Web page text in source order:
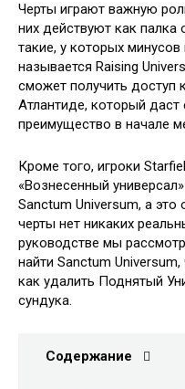
Черты играют важную
них действуют как палка
такие, у которых минусов
называется Raising
сможет получить доступ
Атлантиде, который
преимущество в начале
Кроме того, игроки
«Вознесенный
Sanctum Universum, а это
черты нет никаких
руководстве мы
найти Sanctum Universum,
как удалить Поднятый
сундука.
Содержание